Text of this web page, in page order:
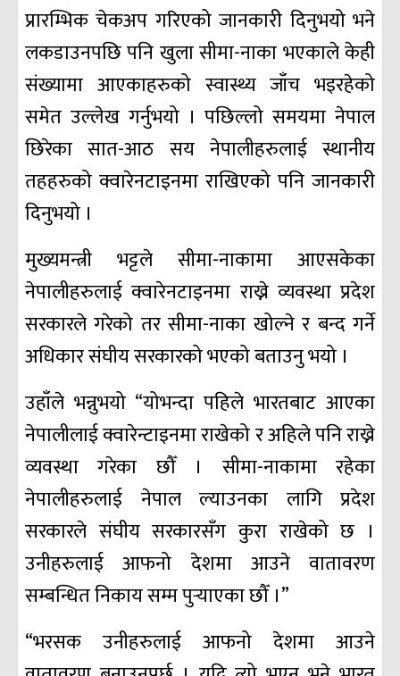
प्रारम्भिक चेकअप गरिएको जानकारी दिनुभयो भने
लकडाउनपछि पनि खुला सीमा-नाका भएकाले केही
संख्यामा आएकाहरुको स्वास्थ्य जाँच भइरहेको
समेत उल्लेख गर्नुभयो । पछिल्लो समयमा नेपाल
छिरेका सात-आठ सय नेपालीहरुलाई स्थानीय
तहहरुको क्वारेनटाइनमा राखिएको पनि जानकारी
दिनुभयो ।
मुख्यमन्त्री भट्टले सीमा-नाकामा आएसकेका
नेपालीहरुलाई क्वारेनटाइनमा राख्ने व्यवस्था प्रदेश
सरकारले गरेको तर सीमा-नाका खोल्ने र बन्द गर्ने
अधिकार संघीय सरकारको भएको बताउनु भयो ।
उहाँले भन्नुभयो “योभन्दा पहिले भारतबाट आएका
नेपालीलाई क्वारेन्टाइनमा राखेको र अहिले पनि राख्ने
व्यवस्था गरेका छौँ । सीमा-नाकामा रहेका
नेपालीहरुलाई नेपाल ल्याउनका लागि प्रदेश
सरकारले संघीय सरकारसँग कुरा राखेको छ ।
उनीहरुलाई आफनो देशमा आउने वातावरण
सम्बन्धित निकाय सम्म पुर्‍याएका छौँ ।”
“भरसक उनीहरुलाई आफनो देशमा आउने